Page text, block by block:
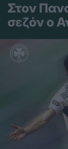
Στον
σεζόν ο